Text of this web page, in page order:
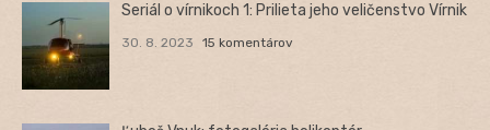
Seriál o vírnikoch 1: Prilieta jeho veličenstvo Vírnik
30. 8. 2023 15 komentárov